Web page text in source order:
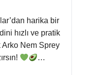
harika bir
hızlı ve pratik
Nem Sprey
…